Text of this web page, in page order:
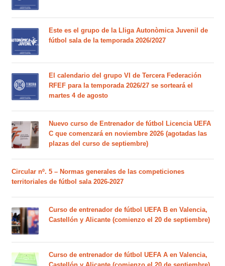
Este es el grupo de la Lliga Autonòmica Juvenil de
fútbol sala de la temporada 2026/2027
El calendario del grupo VI de Tercera Federación
RFEF para la temporada 2026/27 se sorteará el
martes 4 de agosto
Nuevo curso de Entrenador de fútbol Licencia UEFA
C que comenzará en noviembre 2026 (agotadas las
plazas del curso de septiembre)
Circular nº. 5 – Normas generales de las competiciones
territoriales de fútbol sala 2026-2027
Curso de entrenador de fútbol UEFA B en Valencia,
Castellón y Alicante (comienzo el 20 de septiembre)
Curso de entrenador de fútbol UEFA A en Valencia,